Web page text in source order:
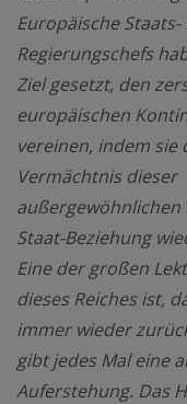
Europäische Staats-
Regierungschefs
Ziel gesetzt, den
europäischen
vereinen, indem sie
Vermächtnis dieser
außergewöhnlichen
Staat-Beziehung
Eine der großen
dieses Reiches ist,
immer wieder
gibt jedes Mal eine
Auferstehung. Das